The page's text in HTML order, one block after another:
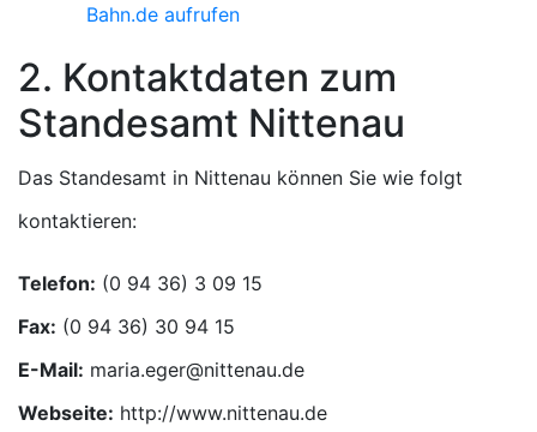
Bahn.de aufrufen
2. Kontaktdaten zum
Standesamt Nittenau
Das Standesamt in Nittenau können Sie wie folgt
kontaktieren:
Telefon:
Fax:
E-Mail:
Webseite: http://www.nittenau.de